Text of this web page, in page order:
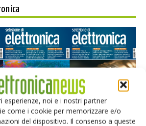
esperienze, noi e i nostri partner
come i cookie per memorizzare e/o
del dispositivo. Il consenso a queste